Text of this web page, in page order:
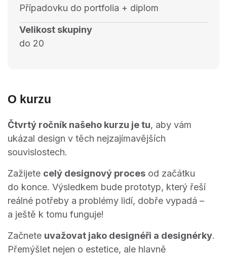
Případovku do portfolia + diplom
Velikost skupiny
do 20
O kurzu
Čtvrtý ročník našeho kurzu je tu, aby vám
ukázal design v těch nejzajímavějších
souvislostech.
Zažijete celý designový proces od začátku
do konce. Výsledkem bude prototyp, který řeší
reálné potřeby a problémy lidí, dobře vypadá –
a ještě k tomu funguje!
Začnete uvažovat jako designéři a designérky.
Přemýšlet nejen o estetice, ale hlavně